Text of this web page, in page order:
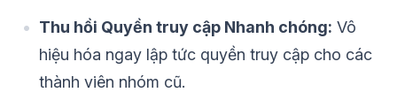
Thu hồi Quyền truy cập Nhanh chóng: Vô
hiệu hóa ngay lập tức quyền truy cập cho các
thành viên nhóm cũ.